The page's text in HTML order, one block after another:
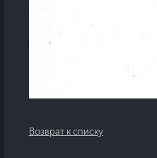
Возврат к списку